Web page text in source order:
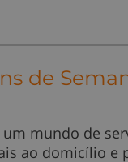
de
mundo de
ao domicílio e